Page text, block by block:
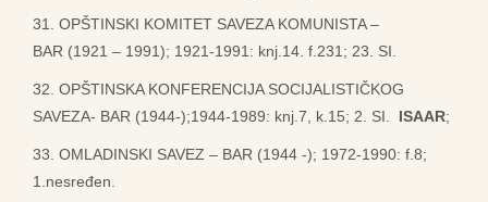
31. OPŠTINSKI KOMITET SAVEZA KOMUNISTA –
BAR (1921 – 1991); 1921-1991: knj.14. f.231; 23. SI.
32. OPŠTINSKA KONFERENCIJA SOCIJALISTIČKOG
SAVEZA- BAR (1944-);1944-1989: knj.7, k.15; 2. SI.
ISAAR;
33. OMLADINSKI SAVEZ – BAR (1944 -); 1972-1990: f.8;
1.nesređen.